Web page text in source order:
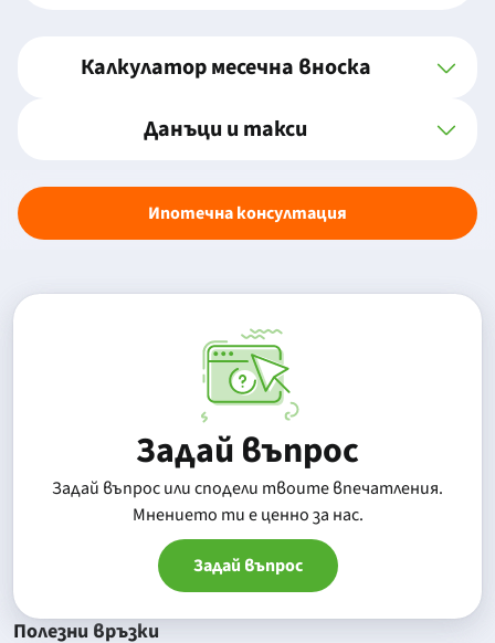
Калкулатор месечна вноска
Данъци и такси
Ипотечна консултация
Задай въпрос
Задай въпрос или сподели твоите впечатления.
Mнението ти е ценно за нас.
Задай въпрос
Полезни връзки